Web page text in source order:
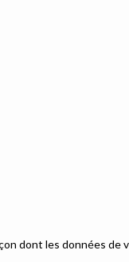
dont les données de